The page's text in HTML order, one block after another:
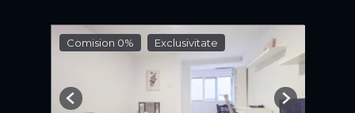
Comision 0% Exclusivitate
Previous Next